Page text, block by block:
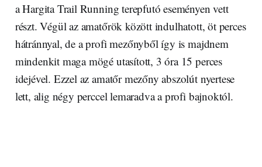
a Hargita Trail Running terepfutó eseményen vett
részt. Végül az amatőrök között indulhatott, öt perces
hátránnyal, de a profi mezőnyből így is majdnem
mindenkit maga mögé utasított, 3 óra 15 perces
idejével. Ezzel az amatőr mezőny abszolút nyertese
lett, alig négy perccel lemaradva a profi bajnoktól.